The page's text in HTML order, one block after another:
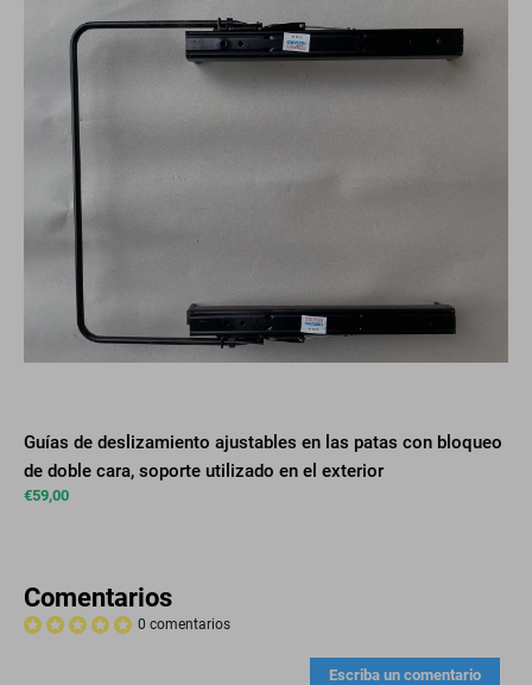
Guías de deslizamiento ajustables en las patas con bloqueo
de doble cara, soporte utilizado en el exterior
€59,00
Comentarios
0 comentarios
Escriba un comentario